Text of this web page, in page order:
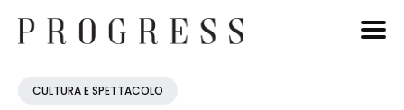
Cerca
CULTURA E SPETTACOLO